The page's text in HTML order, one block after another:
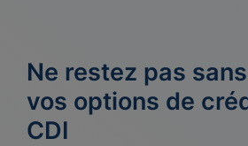
Ne restez pas
vos options de
CDI